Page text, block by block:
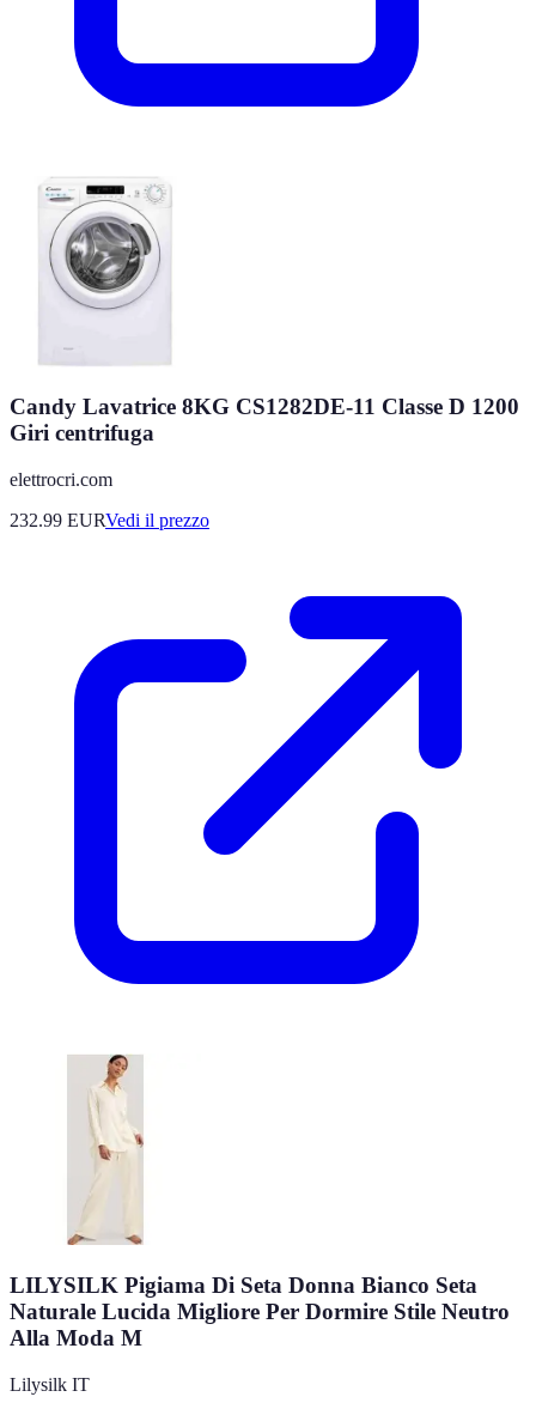
Candy Lavatrice 8KG CS1282DE-11 Classe D 1200
Giri centrifuga
elettrocri.com
232.99 EURVedi il prezzo
LILYSILK Pigiama Di Seta Donna Bianco Seta
Naturale Lucida Migliore Per Dormire Stile Neutro
Alla Moda M
Lilysilk IT